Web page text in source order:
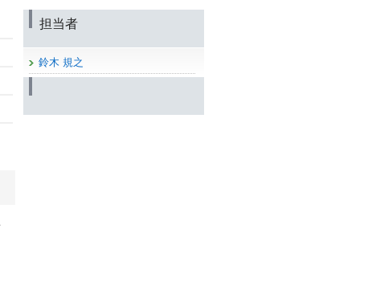
担当者
鈴木 規之